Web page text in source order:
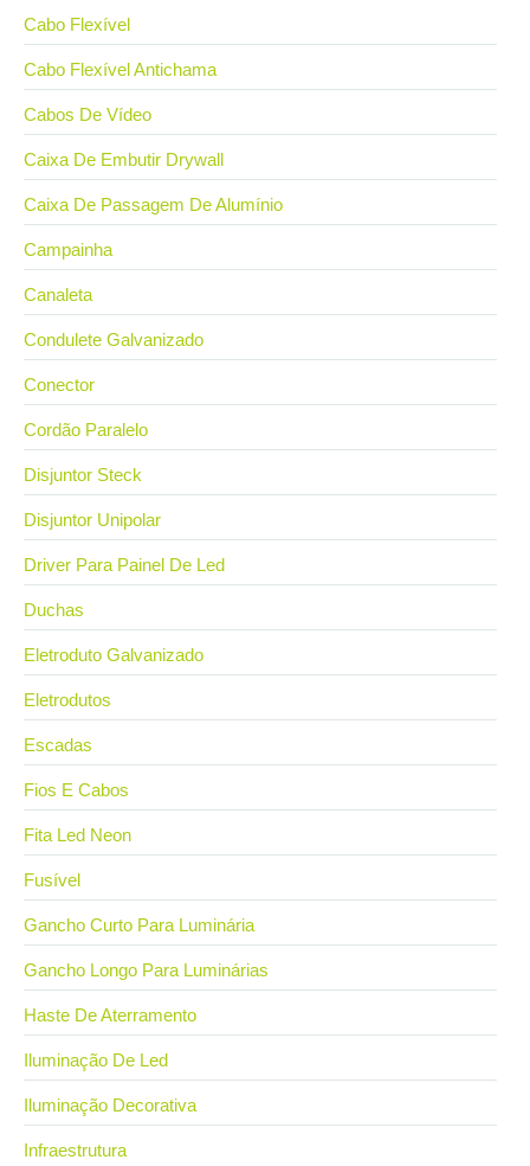
Cabo Flexível
Cabo Flexível Antichama
Cabos De Vídeo
Caixa De Embutir Drywall
Caixa De Passagem De Alumínio
Campainha
Canaleta
Condulete Galvanizado
Conector
Cordão Paralelo
Disjuntor Steck
Disjuntor Unipolar
Driver Para Painel De Led
Duchas
Eletroduto Galvanizado
Eletrodutos
Escadas
Fios E Cabos
Fita Led Neon
Fusível
Gancho Curto Para Luminária
Gancho Longo Para Luminárias
Haste De Aterramento
Iluminação De Led
Iluminação Decorativa
Infraestrutura